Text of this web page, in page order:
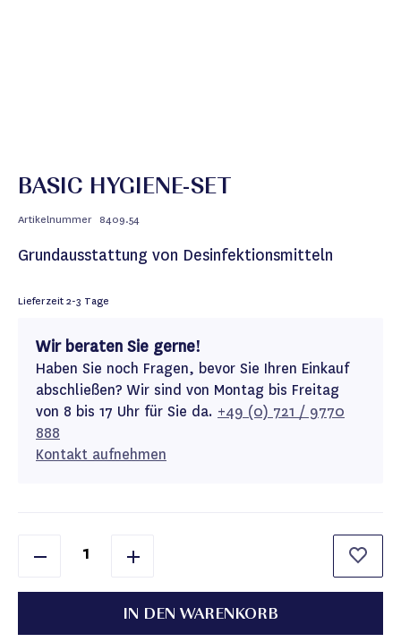
BASIC HYGIENE-SET
Artikelnummer 8409.54
Grundausstattung von Desinfektionsmitteln
Lieferzeit2-3 Tage
Wir beraten Sie gerne!
Haben Sie noch Fragen, bevor Sie Ihren Einkauf
abschließen? Wir sind von Montag bis Freitag
von 8 bis 17 Uhr für Sie da. +49 (0) 721 / 9770
888
Kontakt aufnehmen
IN DEN WARENKORB